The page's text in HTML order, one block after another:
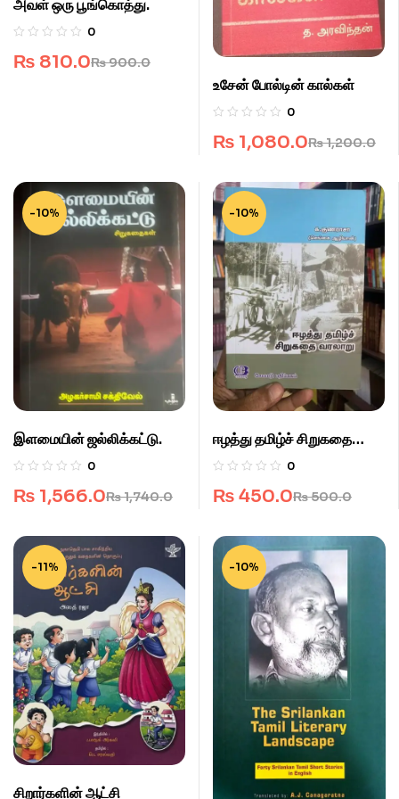
அவள் ஒரு பூங்கொத்து.
0
₨900.0
₨ 810.0
உசேன் போல்டின் கால்கள்
0
₨1,200.0
₨ 1,080.0
-10%
இளமையின் ஜல்லிக்கட்டு.
0
₨1,740.0
₨ 1,566.0
-10%
ஈழத்து தமிழ்ச் சிறுகதை
வரலாறு.
0
₨500.0
₨ 450.0
-11%
சிறார்களின் ஆட்சி
-10%